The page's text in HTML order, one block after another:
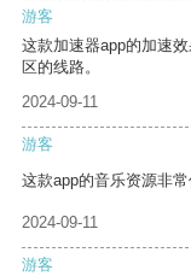
游客
这款加速器app的加速
区的线路。
2024-09-11
游客
这款app的音乐资源非
2024-09-11
游客